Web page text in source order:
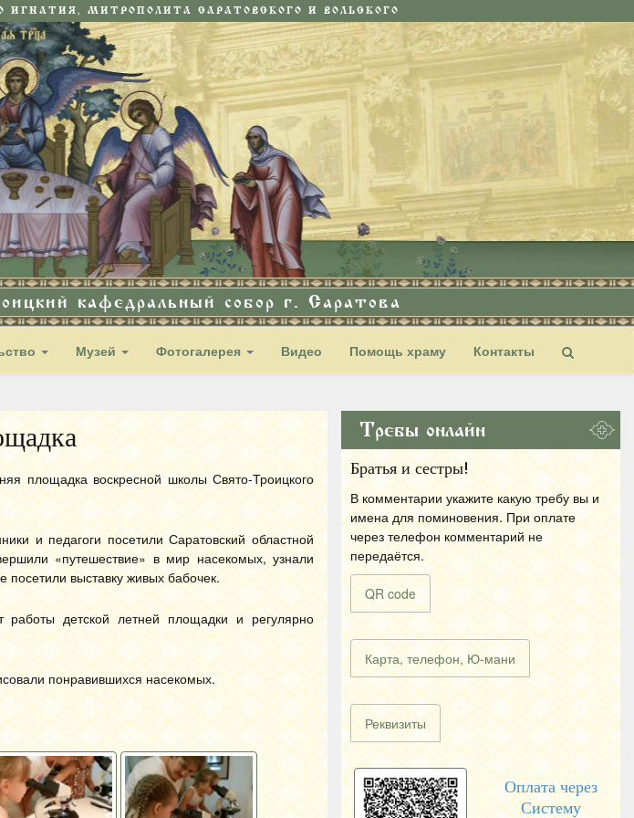
МИТРОПОЛИТА САРАТОВСКОГО И ВОЛЬСКОГО
кафедральный собор г. Саратова
Музей Фотогалерея Видео Помощь храму Контакты
площадка воскресной школы Свято-Троицкого
и педагоги посетили Саратовский областной
«путешествие» в мир насекомых, узнали
посетили выставку живых бабочек.
детской летней площадки и регулярно
понравившихся насекомых.
Требы онлайн
Братья и сестры!
В комментарии укажите какую требу вы и
имена для поминовения. При оплате
через телефон комментарий не
передаётся.
QR code
Карта, телефон, Ю-мани
Реквизиты
Оплата через
Систему